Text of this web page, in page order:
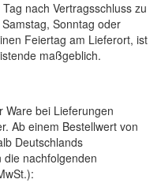
nach Vertragsschluss zu
Sonntag oder
Feiertag am Lieferort, ist
maßgeblich.
Ware bei Lieferungen
Ab einem Bestellwert von
Deutschlands
nachfolgenden